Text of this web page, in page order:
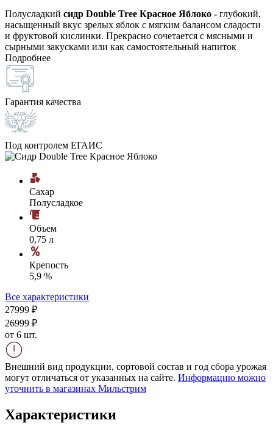
Полусладкий сидр Double Tree Красное Яблоко - глубокий,
насыщенный вкус зрелых яблок с мягким балансом сладости
и фруктовой кислинки. Прекрасно сочетается с мясными и
сырными закусками или как самостоятельный напиток
Подробнее
Гарантия качества
Под контролем ЕГАИС
Сахар
Полусладкое
Объем
0,75 л
Крепость
5,9 %
Все характеристики
27999 ₽
26999 ₽
от 6 шт.
Внешний вид продукции, сортовой состав и год сбора урожая
могут отличаться от указанных на сайте. Информацию можно
уточнить в магазинах Мильстрим
Характеристики